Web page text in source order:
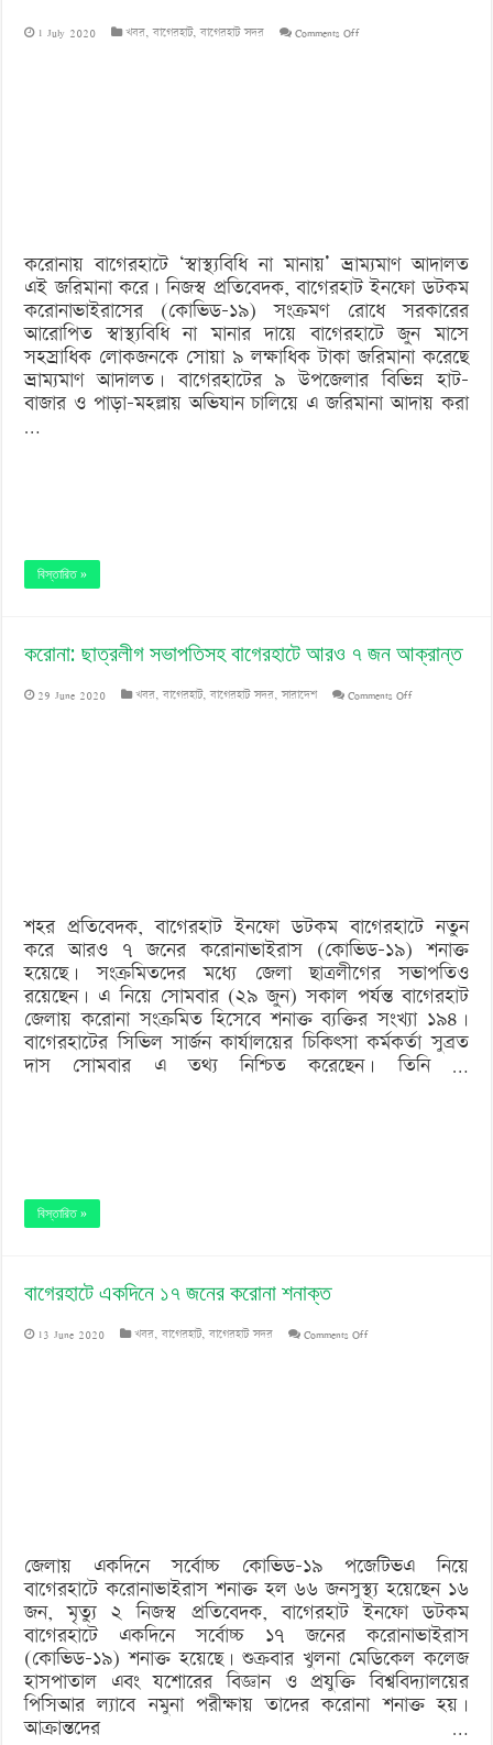
1 July 2020 খবর,বাগেরহাট,বাগেরহাট সদর Comments Offon
জরিমানা
করোনায় বাগেরহাটে ‘স্বাস্থ্যবিধি না মানায়’ ভ্রাম্যমাণ আদালত
এই জরিমানা করে। নিজস্ব প্রতিবেদক, বাগেরহাট ইনফো ডটকম
করোনাভাইরাসের (কোভিড-১৯) সংক্রমণ রোধে সরকারের
আরোপিত স্বাস্থ্যবিধি না মানার দায়ে বাগেরহাটে জুন মাসে
সহস্রাধিক লোকজনকে সোয়া ৯ লক্ষাধিক টাকা জরিমানা করেছে
ভ্রাম্যমাণ আদালত। বাগেরহাটের ৯ উপজেলার বিভিন্ন হাট-
বাজার ও পাড়া-মহল্লায় অভিযান চালিয়ে এ জরিমানা আদায় করা
…
বিস্তারিত »
করোনা: ছাত্রলীগ সভাপতিসহ বাগেরহাটে আরও ৭ জন আক্রান্ত
29 June 2020 খবর,বাগেরহাট,বাগেরহাট সদর,সারাদেশ Comments Offon
জন
আক্রান্ত
শহর প্রতিবেদক, বাগেরহাট ইনফো ডটকম বাগেরহাটে নতুন
করে আরও ৭ জনের করোনাভাইরাস (কোভিড-১৯) শনাক্ত
হয়েছে। সংক্রমিতদের মধ্যে জেলা ছাত্রলীগের সভাপতিও
রয়েছেন। এ নিয়ে সোমবার (২৯ জুন) সকাল পর্যন্ত বাগেরহাট
জেলায় করোনা সংক্রমিত হিসেবে শনাক্ত ব্যক্তির সংখ্যা ১৯৪।
বাগেরহাটের সিভিল সার্জন কার্যালয়ের চিকিৎসা কর্মকর্তা সুব্রত
দাস সোমবার এ তথ্য নিশ্চিত করেছেন। তিনি …
বিস্তারিত »
বাগেরহাটে একদিনে ১৭ জনের করোনা শনাক্ত
13 June 2020 খবর,বাগেরহাট,বাগেরহাট সদর Comments Offon
জেলায় একদিনে সর্বোচ্চ কোভিড-১৯ পজেটিভএ নিয়ে
বাগেরহাটে করোনাভাইরাস শনাক্ত হল ৬৬ জনসুস্থ্য হয়েছেন ১৬
জন, মৃত্যু ২ নিজস্ব প্রতিবেদক, বাগেরহাট ইনফো ডটকম
বাগেরহাটে একদিনে সর্বোচ্চ ১৭ জনের করোনাভাইরাস
(কোভিড-১৯) শনাক্ত হয়েছে। শুক্রবার খুলনা মেডিকেল কলেজ
হাসপাতাল এবং যশোরের বিজ্ঞান ও প্রযুক্তি বিশ্ববিদ্যালয়ের
পিসিআর ল্যাবে নমুনা পরীক্ষায় তাদের করোনা শনাক্ত হয়।
আক্রান্তদের …